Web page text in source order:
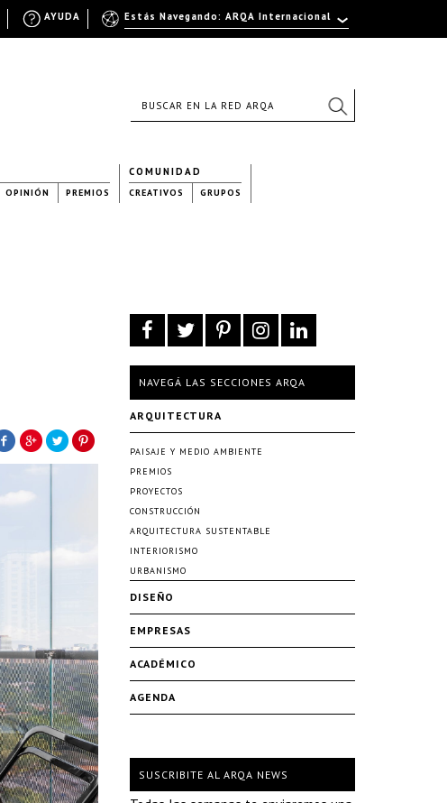
OPINIÓN PREMIOS
COMUNIDAD
CREATIVOS GRUPOS
NAVEGÁ LAS SECCIONES ARQA
ARQUITECTURA
PAISAJE Y MEDIO AMBIENTE
PREMIOS
PROYECTOS
CONSTRUCCIÓN
ARQUITECTURA SUSTENTABLE
INTERIORISMO
URBANISMO
DISEÑO
EMPRESAS
ACADÉMICO
AGENDA
SUSCRIBITE AL ARQA NEWS
Estás Navegando: ARQA Internacional
AYUDA